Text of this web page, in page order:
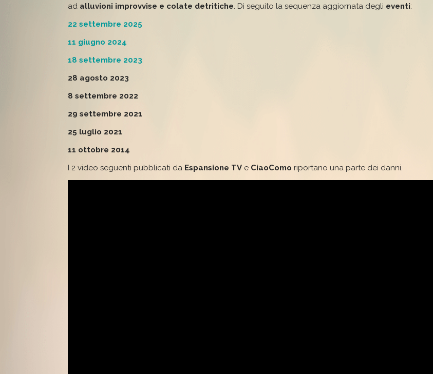
ad alluvioni improvvise e colate detritiche. Di seguito la sequenza aggiornata degli eventi:
22 settembre 2025
11 giugno 2024
18 settembre 2023
28 agosto 2023
8 settembre 2022
29 settembre 2021
25 luglio 2021
11 ottobre 2014
I 2 video seguenti pubblicati da Espansione TV e CiaoComo riportano una parte dei danni.